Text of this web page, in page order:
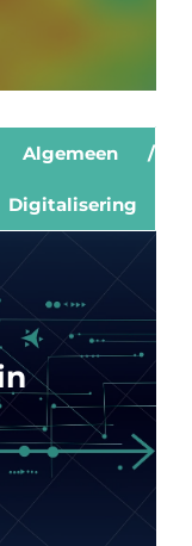
Algemeen
Digitalisering